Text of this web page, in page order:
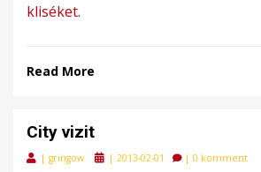
kliséket.
Read More
City vizit
| gringow
Posted
| 2013-02-01 | 0 komment